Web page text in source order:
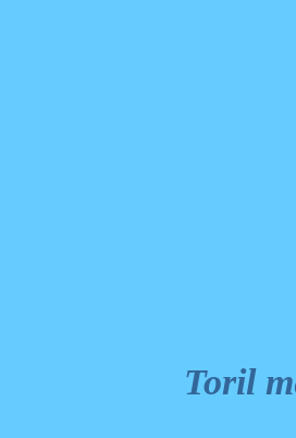
Toril